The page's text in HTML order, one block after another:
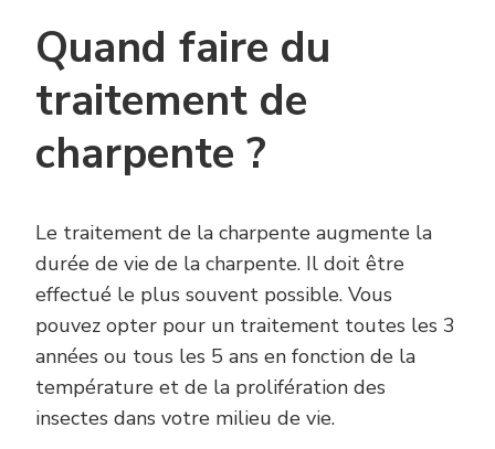
Quand faire du
traitement de
charpente ?
Le traitement de la charpente augmente la
durée de vie de la charpente. Il doit être
effectué le plus souvent possible. Vous
pouvez opter pour un traitement toutes les 3
années ou tous les 5 ans en fonction de la
température et de la prolifération des
insectes dans votre milieu de vie.